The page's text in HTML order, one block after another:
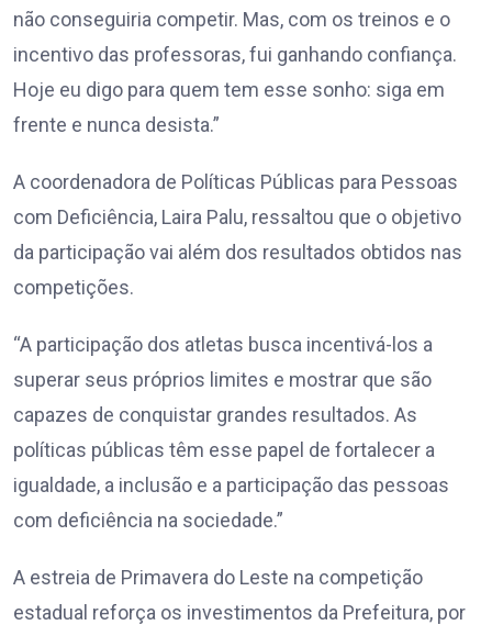
não conseguiria competir. Mas, com os treinos e o
incentivo das professoras, fui ganhando confiança.
Hoje eu digo para quem tem esse sonho: siga em
frente e nunca desista.”
A coordenadora de Políticas Públicas para Pessoas
com Deficiência, Laira Palu, ressaltou que o objetivo
da participação vai além dos resultados obtidos nas
competições.
“A participação dos atletas busca incentivá-los a
superar seus próprios limites e mostrar que são
capazes de conquistar grandes resultados. As
políticas públicas têm esse papel de fortalecer a
igualdade, a inclusão e a participação das pessoas
com deficiência na sociedade.”
A estreia de Primavera do Leste na competição
estadual reforça os investimentos da Prefeitura, por